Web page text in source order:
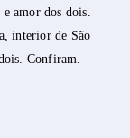
amor dos dois.
interior de São
Confiram.